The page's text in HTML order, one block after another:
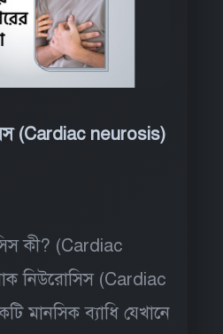
(Cardiac neurosis)
কী? (Cardiac
নিউরোসিস (Cardiac
মানসিক ব্যাধি যেখানে